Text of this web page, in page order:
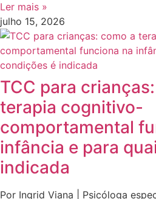
Ler mais »
julho 15, 2026
TCC para
terapia cognitivo-
comportamental
infância e para
indicada
Por Ingrid Viana | Psicóloga